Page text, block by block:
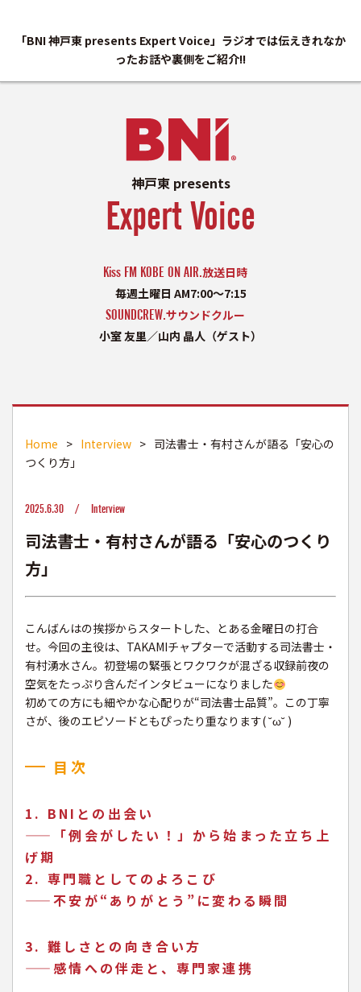
「BNI 神戸東 presents Expert Voice」ラジオでは伝えきれなか
ったお話や裏側をご紹介!!
神戸東 presents
Expert Voice
Kiss FM KOBE ON AIR.放送日時
毎週土曜日 AM7:00〜7:15
SOUNDCREW.サウンドクルー
小室 友里／山内 晶人（ゲスト）
Home > Interview > 司法書士・有村さんが語る「安心の
つくり方」
2025.6.30 / Interview
司法書士・有村さんが語る「安心のつくり
方」
こんばんはの挨拶からスタートした、とある金曜日の打合
せ。今回の主役は、TAKAMIチャプターで活動する司法書士・
有村湧水さん。初登場の緊張とワクワクが混ざる収録前夜の
空気をたっぷり含んだインタビューになりました
初めての方にも細やかな心配りが“司法書士品質”。この丁寧
さが、後のエピソードともぴったり重なります( ˘ω˘ )
目次
1. BNIとの出会い
——「例会がしたい！」から始まった立ち上
げ期
2. 専門職としてのよろこび
——不安が“ありがとう”に変わる瞬間
3. 難しさとの向き合い方
——感情への伴走と、専門家連携